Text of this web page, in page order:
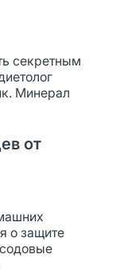
секретным
Минерал
от
о защите